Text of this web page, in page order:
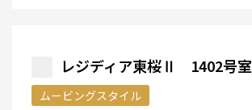
レジディア東桜Ⅱ 1402号室
ムービングスタイル